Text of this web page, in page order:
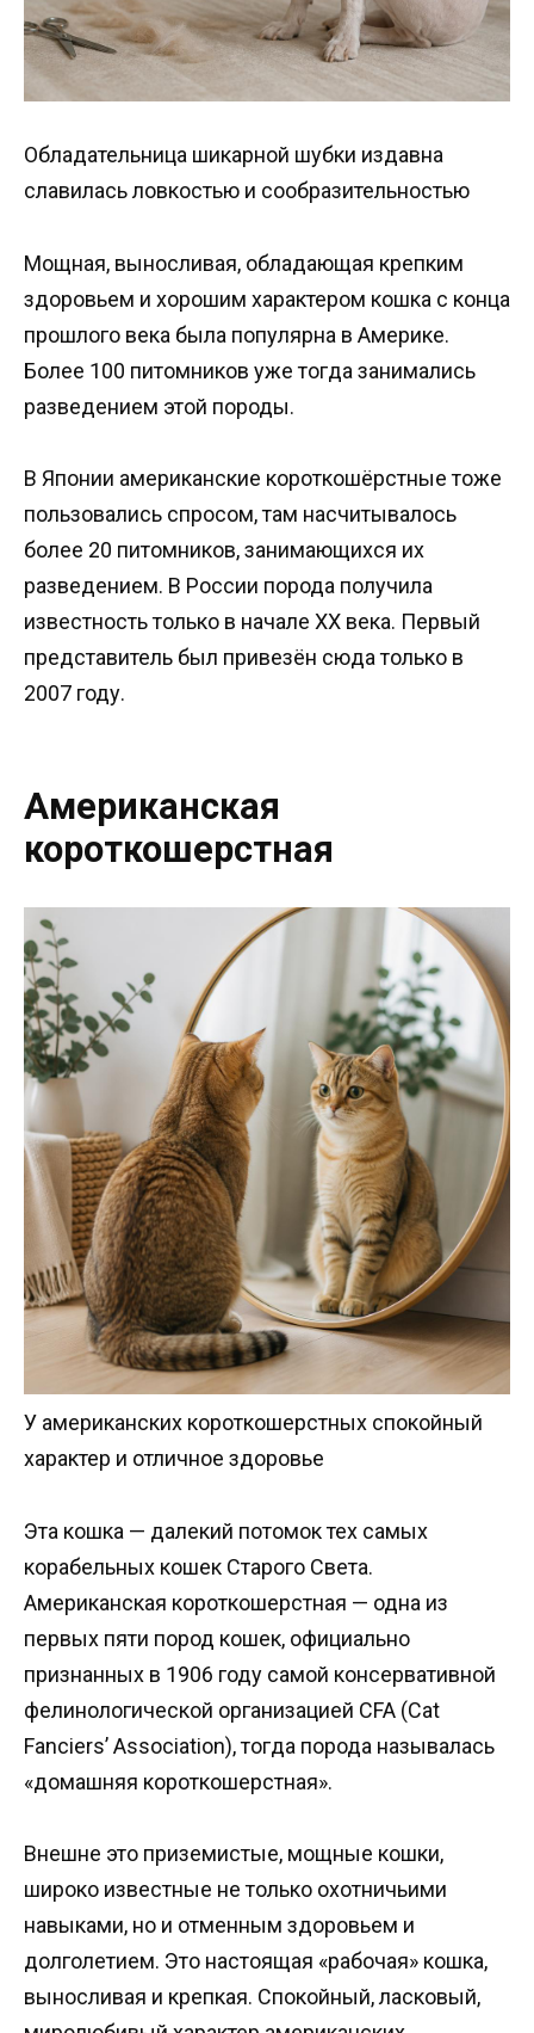
Обладательница шикарной шубки издавна
славилась ловкостью и сообразительностью
Мощная, выносливая, обладающая крепким
здоровьем и хорошим характером кошка с конца
прошлого века была популярна в Америке.
Более 100 питомников уже тогда занимались
разведением этой породы.
В Японии американские короткошёрстные тоже
пользовались спросом, там насчитывалось
более 20 питомников, занимающихся их
разведением. В России порода получила
известность только в начале XX века. Первый
представитель был привезён сюда только в
2007 году.
Американская
короткошерстная
У американских короткошерстных спокойный
характер и отличное здоровье
Эта кошка — далекий потомок тех самых
корабельных кошек Старого Света.
Американская короткошерстная — одна из
первых пяти пород кошек, официально
признанных в 1906 году самой консервативной
фелинологической организацией CFA (Cat
Fanciers’ Association), тогда порода называлась
«домашняя короткошерстная».
Внешне это приземистые, мощные кошки,
широко известные не только охотничьими
навыками, но и отменным здоровьем и
долголетием. Это настоящая «рабочая» кошка,
выносливая и крепкая. Спокойный, ласковый,